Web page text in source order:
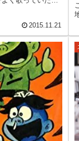
2015.11.21